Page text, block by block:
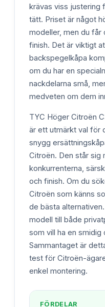
krävas viss justering
tätt. Priset är något
modeller, men du
finish. Det är viktigt
backspegelkåpa
om du har en
nackdelarna små,
medveten om dem
TYC Höger Citroën
är ett utmärkt val för
snygg
Citroën. Den står sig
konkurrenterna,
och finish. Om du
Citroën som känns
de bästa
modell till både
som vill ha en smidig
Sammantaget är
test för Citroën-
enkel montering.
FÖRDELAR